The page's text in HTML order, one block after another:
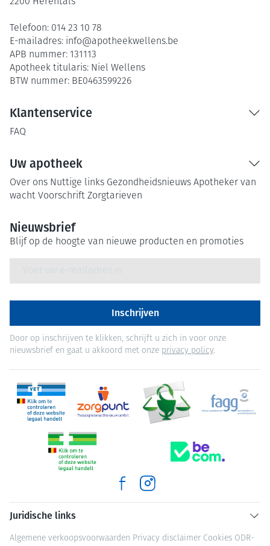
Telefoon: 014 23 10 78
E-mailadres: info@apotheekwellens.be
APB nummer: 131113
Apotheek titularis: Niel Wellens
BTW nummer: BE0463599226
Klantenservice
FAQ
Uw apotheek
Over ons Nuttige links Gezondheidsnieuws Apotheker van
wacht Voorschrift Zorgtarieven
Nieuwsbrief
Blijf op de hoogte van nieuwe producten en promoties
Inschrijven
Door op inschrijven te klikken, schrijft u zich in voor onze
nieuwsbrief en gaat u akkoord met onze privacy policy.
Juridische links
Algemene verkoopsvoorwaarden Privacy disclaimer Cookies ODR-